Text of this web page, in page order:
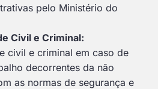
pelo Ministério do
Civil e Criminal:
civil e criminal em caso de
decorrentes da não
as normas de segurança e